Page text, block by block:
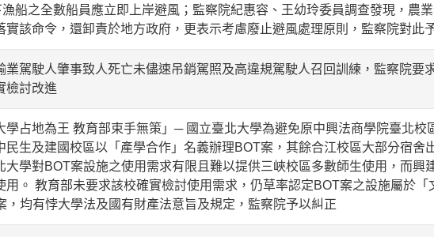
船之全數船員應立即上岸避風；監察院紀惠容、王幼玲委員調查發現，農
實該命令，還卸責於地方政府，更表示考慮廢止避風處理原則，監察院對此
業駕駛人肇事致人死亡未儘速吊銷駕照及高違規駕駛人召回訓練，監察院要
檢討改進
學占地為王 教育部束手無策」─ 國立臺北大學為避免原中興法商學院臺北校
民生及建國校區以「產學合作」名義辦理BOT案，其餘合江校區大部分宿舍
大學對BOT案設施之使用需求有限且難以提供三峽校區多數師生使用，而興
用。 教育部未要求該校確實檢討使用需求，仍草率認定BOT案之設施屬於「
，均有悖大學法及國有財產法意旨及規定，監察院予以糾正